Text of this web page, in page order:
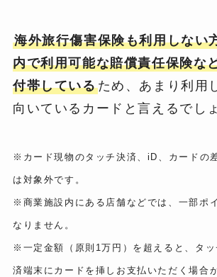
海外旅行傷害保険も利用しない
内で利用可能な賠償責任保険な
付帯しているため、あまり利用
向いているカードと言えるでし
※カード現物のタッチ決済、iD、カードの
は対象外です。
※商業施設内にある店舗などでは、一部ポ
なりません。
※一定金額（原則1万円）を超えると、タ
済端末にカードを挿しお支払いただく場合